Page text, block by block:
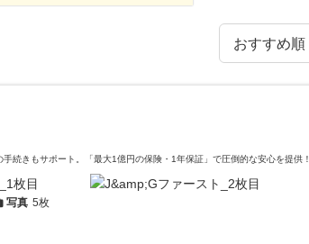
続きもサポート。「最大1億円の保険・1年保証」で圧倒的な安心を提供！
写真 5枚